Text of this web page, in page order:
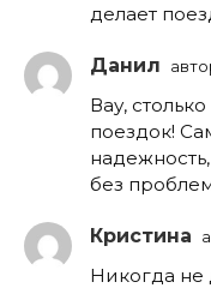
делает
Данил
Вау,
поездок!
без
Кристина
Никогда не